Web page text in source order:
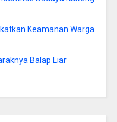
Keamanan Warga
Balap Liar